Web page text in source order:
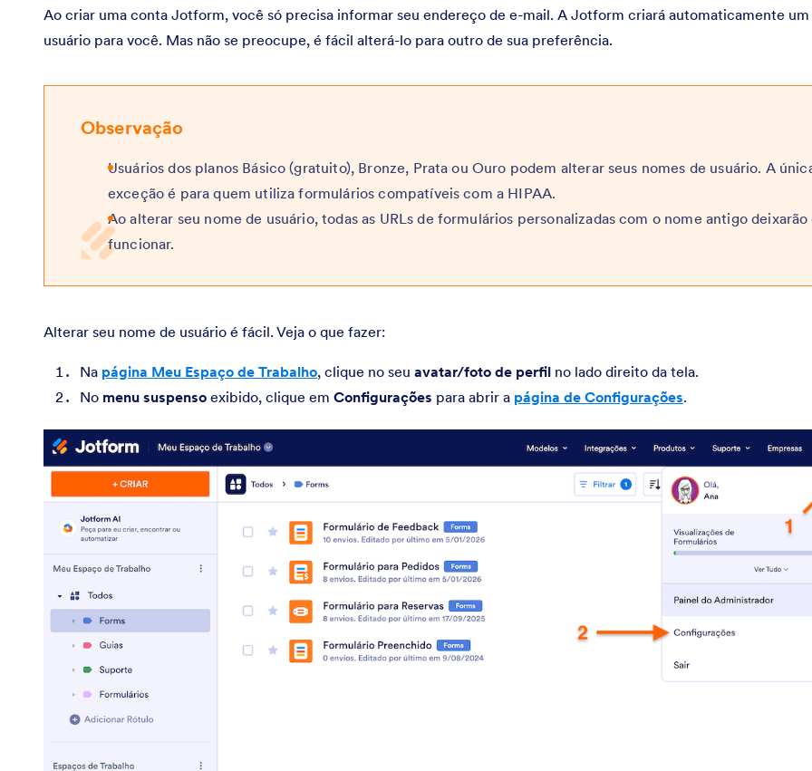
Ao criar uma conta Jotform, você só precisa informar seu endereço de e-mail. A Jotform criará automaticamente um
usuário para você. Mas não se preocupe, é fácil alterá-lo para outro de sua preferência.
Observação
Usuários dos planos Básico (gratuito), Bronze, Prata ou Ouro podem alterar seus nomes de usuário. A
exceção é para quem utiliza formulários compatíveis com a HIPAA.
Ao alterar seu nome de usuário, todas as URLs de formulários personalizadas com o nome antigo deixarão
funcionar.
Alterar seu nome de usuário é fácil. Veja o que fazer:
Na página Meu Espaço de Trabalho, clique no seu avatar/foto de perfil no lado direito da tela.
No menu suspenso exibido, clique em Configurações para abrir a página de Configurações.